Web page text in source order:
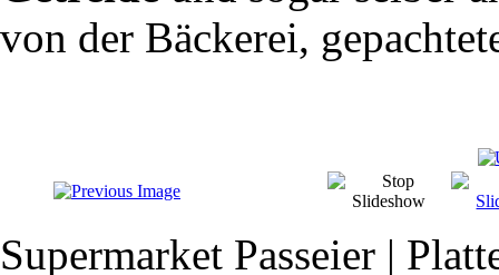
von der Bäckerei,
Supermarket Passeier |